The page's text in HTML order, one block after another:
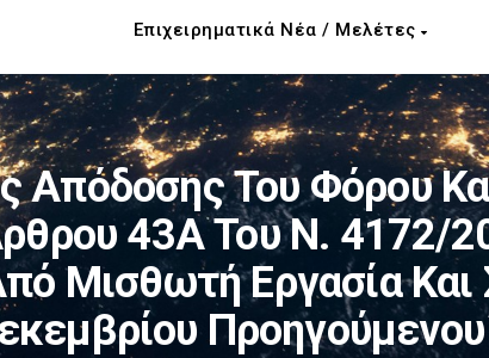
Επιχειρηματικά Νέα / Μελέτες
Του Φόρου
43Α Του Ν. 4172/
Μισθωτή Εργασία Και